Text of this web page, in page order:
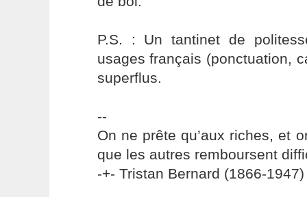
P.S. : Un tantinet de
usages français (ponctuation,
superflus.
--
On ne prête qu’aux riches, et
que les autres remboursent
-+- Tristan Bernard (1866-1947)